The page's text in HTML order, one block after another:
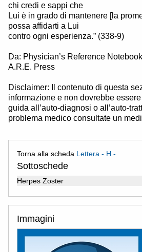
chi credi e sappi che
Lui è in grado di mantenere [la
possa affidarti a Lui
contro ogni esperienza.” (338-9)
Da: Physician’s Reference
A.R.E. Press
Disclaimer: Il contenuto di questa
informazione e non dovrebbe
guida all’auto-diagnosi o all’auto-
problema medico consultate un
Torna alla scheda Lettera - H -
Sottoschede
Herpes Zoster
Immagini